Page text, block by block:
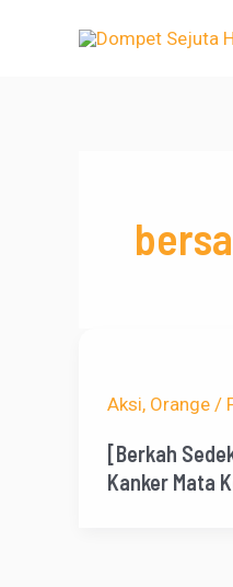
Aksi, Orange/
[Berkah
Kanker Mata